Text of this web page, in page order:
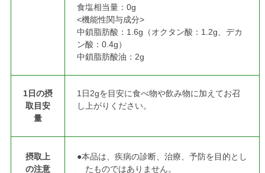
食塩相当量：0g
<機能性関与成分>
中鎖脂肪酸：1.6g（オクタン酸：1.2g、デカ
ン酸：0.4g）
中鎖脂肪酸油：2g
1日の摂
取目安
量
1日2gを目安に食べ物や飲み物に加えてお召
し上がりください。
摂取上
の注意
●本品は、疾病の診断、治療、予防を目的とし
たものではありません。